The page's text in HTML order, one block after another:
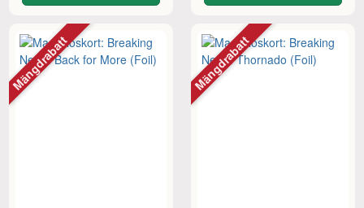
Mängdrabatt Mängdrabatt